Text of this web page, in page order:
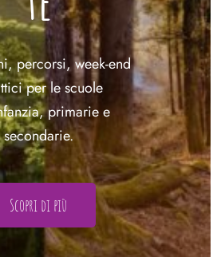
percorsi, week-end
per le scuole
primarie e
secondarie.
Scopri di più